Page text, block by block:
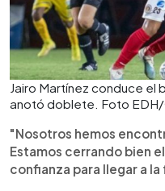
Jairo Martínez conduce el
anotó doblete. Foto EDH/
"Nosotros hemos
Estamos cerrando bien
confianza para llegar a